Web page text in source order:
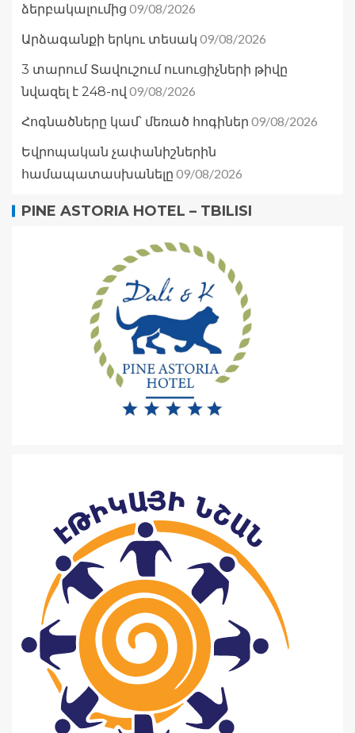
ձերբակալումից 09/08/2026
Արձագանքի երկու տեսակ 09/08/2026
3 տարում Տավուշում ուսուցիչների թիվը
նվազել է 248-ով 09/08/2026
Հոգնածները կամ՝ մեռած հոգիներ 09/08/2026
Եվրոպական չափանիշներին
համապատասխանելը 09/08/2026
PINE ASTORIA HOTEL – TBILISI